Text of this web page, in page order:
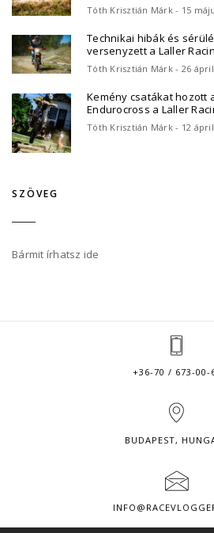
Tóth Krisztián Márk - 15
Technikai hibák és
versenyzett a Laller
Tóth Krisztián Márk - 26
Kemény csatákat hozott
Endurocross a Laller
Tóth Krisztián Márk - 12
SZÖVEG
Bármit írhatsz ide
+36-70 / 673-00-
BUDAPEST,